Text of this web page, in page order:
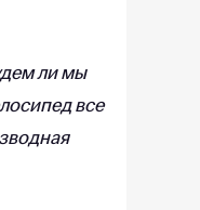
ли мы
все